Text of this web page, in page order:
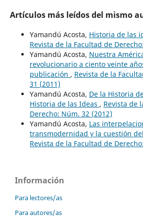
Artículos más leídos del mismo
Yamandú Acosta, Historia de las
Revista de la Facultad de
Yamandú Acosta, Nuestra
revolucionario a ciento veinte
publicación , Revista de la
31 (2011)
Yamandú Acosta, De la Historia
Historia de las Ideas , Revista de
Derecho: Núm. 32 (2012)
Yamandú Acosta, Las
transmodernidad y la cuestión
Revista de la Facultad de
Información
Para lectores/as
Para autores/as